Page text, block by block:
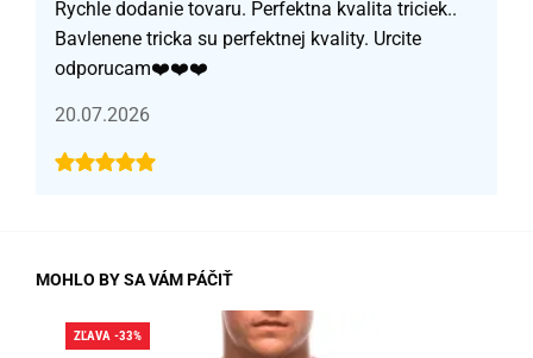
Rychle dodanie tovaru. Perfektna kvalita triciek..
Bavlenene tricka su perfektnej kvality. Urcite
odporucam❤️❤️❤️
20.07.2026
MOHLO BY SA VÁM PÁČIŤ
ZĽAVA -33%